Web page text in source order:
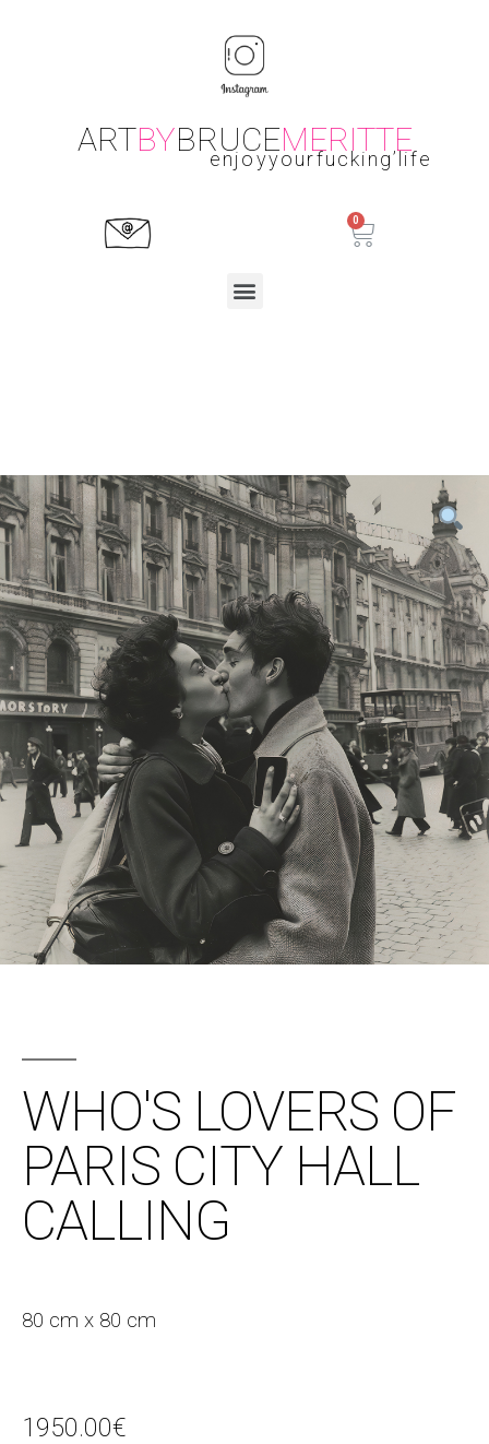
ARTBYBRUCEMERITTE
enjoyyourfucking’life
WHO'S LOVERS OF
PARIS CITY HALL
CALLING
80 cm x 80 cm
1950.00€